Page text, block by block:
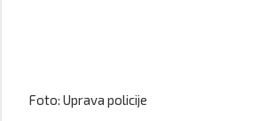
Foto: Uprava policije